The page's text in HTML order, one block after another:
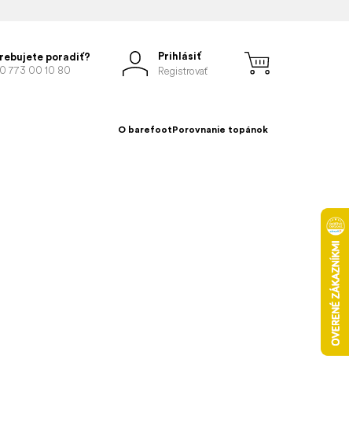
poradiť?
773 00 10 80
Prihlásiť
Registrovať
O barefootPorovnanie topánok